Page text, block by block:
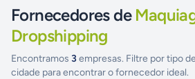
Fornecedores de
Dropshipping
Encontramos 3 empresas. Filtre por tipo
cidade para encontrar o fornecedor ideal.